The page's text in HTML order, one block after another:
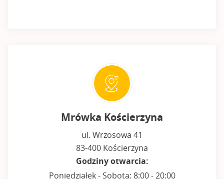
Mrówka Kościerzyna
ul. Wrzosowa 41
83-400 Kościerzyna
Godziny otwarcia:
Poniedziałek - Sobota: 8:00 - 20:00